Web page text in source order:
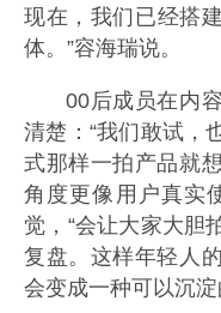
现在，我们已经搭
体。”容海瑞说。
00后成员在内
清楚：“我们敢试，
式那样一拍产品就
角度更像用户真实
觉，“会让大家大胆
复盘。这样年轻人
会变成一种可以沉淀